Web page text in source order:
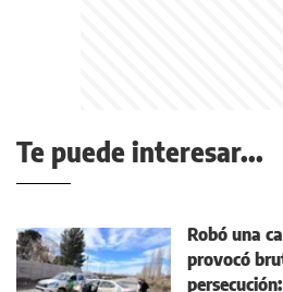
Te puede interesar...
Robó una
provocó